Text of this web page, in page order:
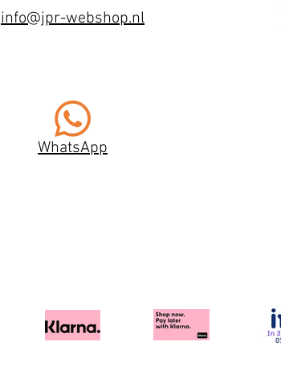
info@jpr-webshop.nl
WhatsApp